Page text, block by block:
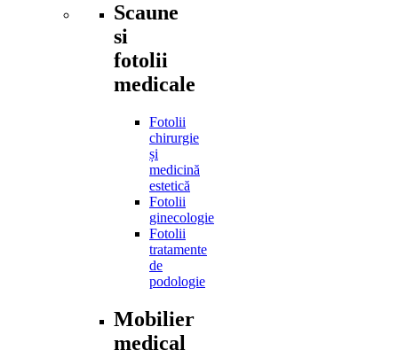
Scaune
si
fotolii
medicale
Fotolii
chirurgie
și
medicină
estetică
Fotolii
ginecologie
Fotolii
tratamente
de
podologie
Mobilier
medical